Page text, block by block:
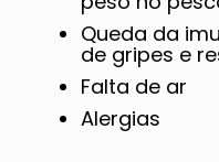
Queda da
de gripes e
Falta de ar
Alergias